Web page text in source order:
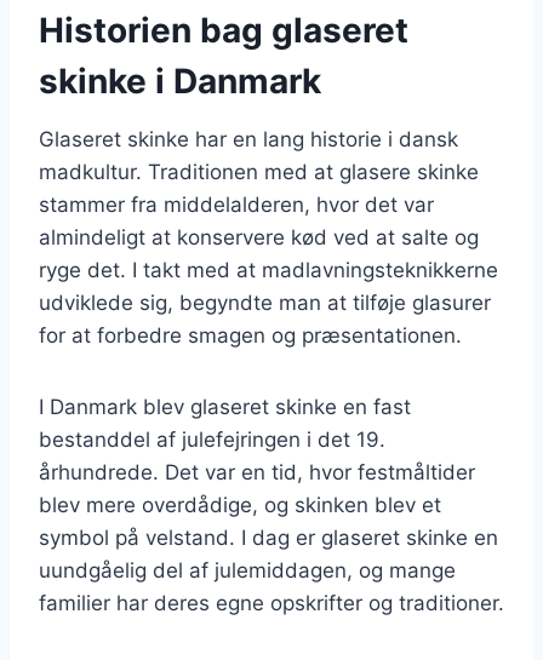
Historien bag glaseret
skinke i Danmark
Glaseret skinke har en lang historie i dansk
madkultur. Traditionen med at glasere skinke
stammer fra middelalderen, hvor det var
almindeligt at konservere kød ved at salte og
ryge det. I takt med at madlavningsteknikkerne
udviklede sig, begyndte man at tilføje glasurer
for at forbedre smagen og præsentationen.
I Danmark blev glaseret skinke en fast
bestanddel af julefejringen i det 19.
århundrede. Det var en tid, hvor festmåltider
blev mere overdådige, og skinken blev et
symbol på velstand. I dag er glaseret skinke en
uundgåelig del af julemiddagen, og mange
familier har deres egne opskrifter og traditioner.